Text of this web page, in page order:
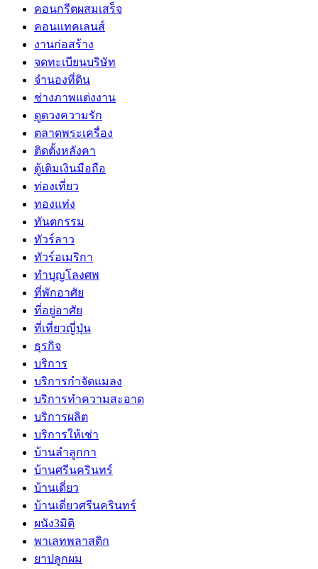
คอนกรีตผสมเสร็จ
คอนแทคเลนส์
งานก่อสร้าง
จดทะเบียนบริษัท
จำนองที่ดิน
ช่างภาพแต่งงาน
ดูดวงความรัก
ตลาดพระเครื่อง
ติดตั้งหลังคา
ตู้เติมเงินมือถือ
ท่องเที่ยว
ทองแท่ง
ทันตกรรม
ทัวร์ลาว
ทัวร์อเมริกา
ทำบุญโลงศพ
ที่พักอาศัย
ที่อยู่อาศัย
ที่เที่ยวญี่ปุ่น
ธุรกิจ
บริการ
บริการกำจัดแมลง
บริการทำความสะอาด
บริการผลิต
บริการให้เช่า
บ้านลำลูกกา
บ้านศรีนครินทร์
บ้านเดี่ยว
บ้านเดี่ยวศรีนครินทร์
ผนัง3มิติ
พาเลทพลาสติก
ยาปลูกผม